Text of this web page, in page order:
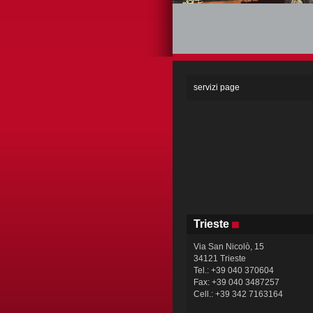
servizi page
Trieste
Via San Nicolò, 15
34121 Trieste
Tel.: +39 040 370604
Fax: +39 040 3487257
Cell.: +39 342 7163164